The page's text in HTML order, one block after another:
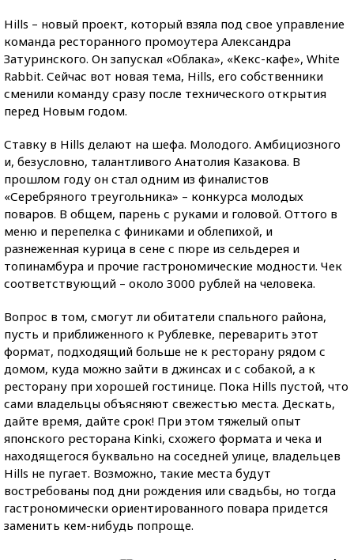
Hills – новый проект, который взяла под свое управление
команда ресторанного промоутера Александра
Затуринского. Он запускал «Облака», «Кекс-кафе», White
Rabbit. Сейчас вот новая тема, Hills, его собственники
сменили команду сразу после технического открытия
перед Новым годом.
Ставку в Hills делают на шефа. Молодого. Амбициозного
и, безусловно, талантливого Анатолия Казакова. В
прошлом году он стал одним из финалистов
«Серебряного треугольника» – конкурса молодых
поваров. В общем, парень с руками и головой. Оттого в
меню и перепелка с финиками и облепихой, и
разнеженная курица в сене с пюре из сельдерея и
топинамбура и прочие гастрономические модности. Чек
соответствующий – около 3000 рублей на человека.
Вопрос в том, смогут ли обитатели спального района,
пусть и приближенного к Рублевке, переварить этот
формат, подходящий больше не к ресторану рядом с
домом, куда можно зайти в джинсах и с собакой, а к
ресторану при хорошей гостинице. Пока Hills пустой, что
сами владельцы объясняют свежестью места. Дескать,
дайте время, дайте срок! При этом тяжелый опыт
японского ресторана Kinki, схожего формата и чека и
находящегося буквально на соседней улице, владельцев
Hills не пугает. Возможно, такие места будут
востребованы под дни рождения или свадьбы, но тогда
гастрономически ориентированного повара придется
заменить кем-нибудь попроще.